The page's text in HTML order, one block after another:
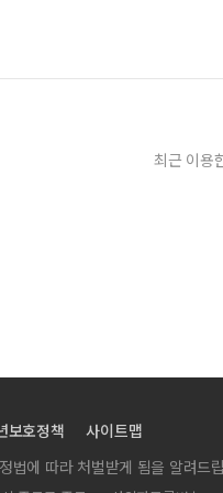
최근 이용
보호정책
사이트맵
법에 따라 처벌받게 됨을 알려드